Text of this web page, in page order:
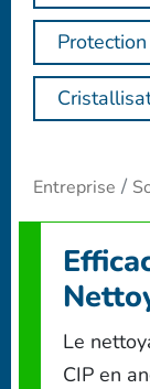
Entreprise
Le
CIP en